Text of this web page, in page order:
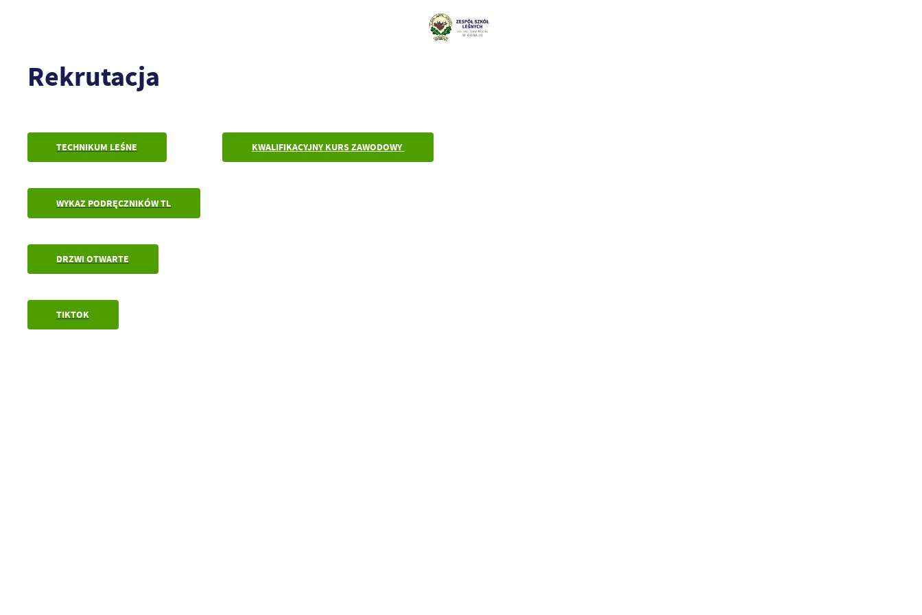
Rekrutacja
TECHNIKUM LEŚNE KWALIFIKACYJNY KURS ZAWODOWY
WYKAZ PODRĘCZNIKÓW TL
DRZWI OTWARTE
TIKTOK